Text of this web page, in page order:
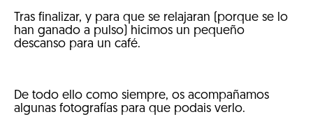
Tras finalizar, y para que se relajaran (porque se lo
han ganado a pulso) hicimos un pequeño
descanso para un café.
De todo ello como siempre, os acompañamos
algunas fotografías para que podais verlo.